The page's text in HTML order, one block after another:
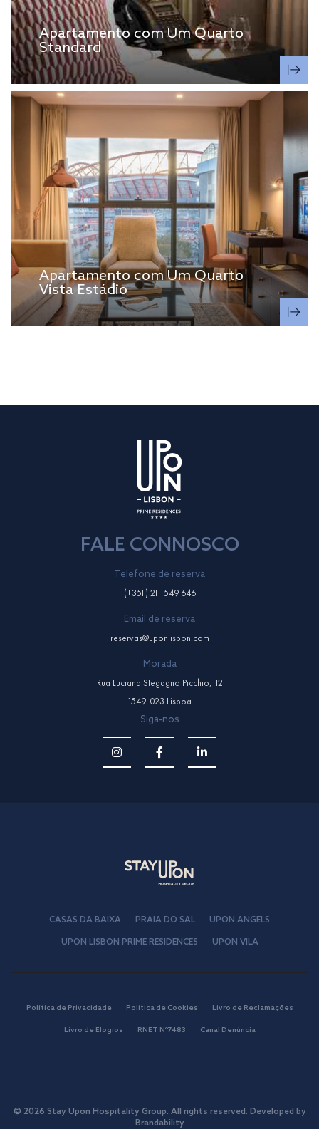
Apartamento com Um Quarto
Standard
Apartamento com Um Quarto
Vista Estádio
FALE CONNOSCO
Telefone de reserva
(+351) 211 549 646
Email de reserva
reservas@uponlisbon.com
Morada
Rua Luciana Stegagno Picchio, 12
1549-023 Lisboa
Siga-nos
CASAS DA BAIXA PRAIA DO SAL UPON ANGELS
UPON LISBON PRIME RESIDENCES UPON VILA
Política de Privacidade Política de Cookies Livro de Reclamações
Livro de Elogios RNET Nº7483 Canal Denúncia
© 2026 Stay Upon Hospitality Group. All rights reserved. Developed by
Brandability